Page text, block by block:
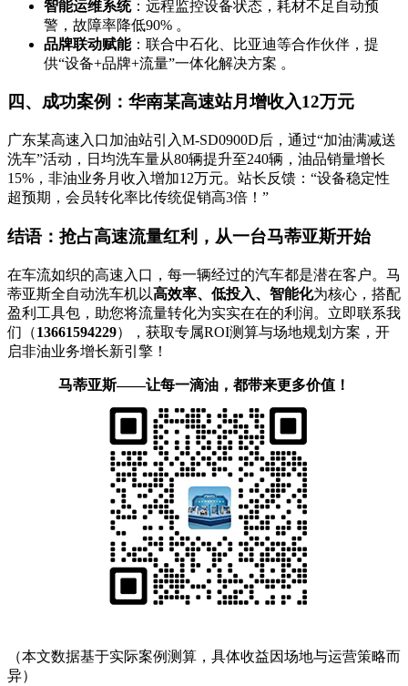
智能运维系统：远程监控设备状态，耗材不足自动预
警，故障率降低90% 。
品牌联动赋能：联合中石化、比亚迪等合作伙伴，提
供“设备+品牌+流量”一体化解决方案 。
四、成功案例：华南某高速站月增收入12万元
广东某高速入口加油站引入M-SD0900D后，通过“加油满减送
洗车”活动，日均洗车量从80辆提升至240辆，油品销量增长
15%，非油业务月收入增加12万元。站长反馈：“设备稳定性
超预期，会员转化率比传统促销高3倍！”
结语：抢占高速流量红利，从一台马蒂亚斯开始
在车流如织的高速入口，每一辆经过的汽车都是潜在客户。马
蒂亚斯全自动洗车机以高效率、低投入、智能化为核心，搭配
盈利工具包，助您将流量转化为实实在在的利润。立即联系我
们（13661594229），获取专属ROI测算与场地规划方案，开
启非油业务增长新引擎！
马蒂亚斯——让每一滴油，都带来更多价值！
（本文数据基于实际案例测算，具体收益因场地与运营策略而
异）